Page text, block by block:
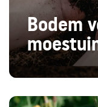
Bodem